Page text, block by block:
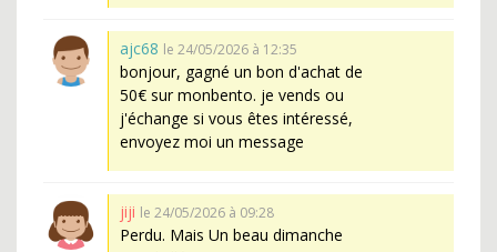
ajc68 le 24/05/2026 à 12:35
bonjour, gagné un bon d'achat de
50€ sur monbento. je vends ou
j'échange si vous êtes intéressé,
envoyez moi un message
jiji le 24/05/2026 à 09:28
Perdu. Mais Un beau dimanche